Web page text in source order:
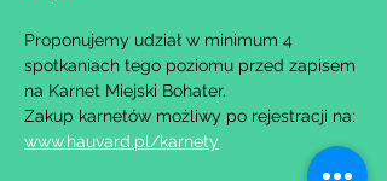
Proponujemy udział w minimum 4
spotkaniach tego poziomu przed zapisem
na Karnet Miejski Bohater.
Zakup karnetów możliwy po rejestracji na:
www.hauvard.pl/karnety